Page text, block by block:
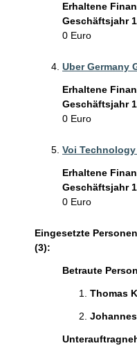
Erhaltene
Geschäftsjahr
0 Euro
Uber Germany
Erhaltene
Geschäftsjahr
0 Euro
Voi
Erhaltene
Geschäftsjahr
0 Euro
Eingesetzte
(3):
Betraute
Thomas